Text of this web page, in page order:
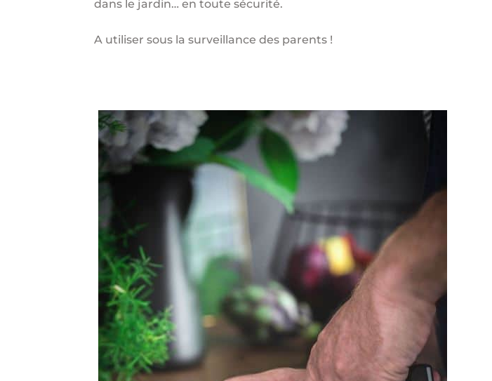
dans le jardin… en toute sécurité.
A utiliser sous la surveillance des parents !